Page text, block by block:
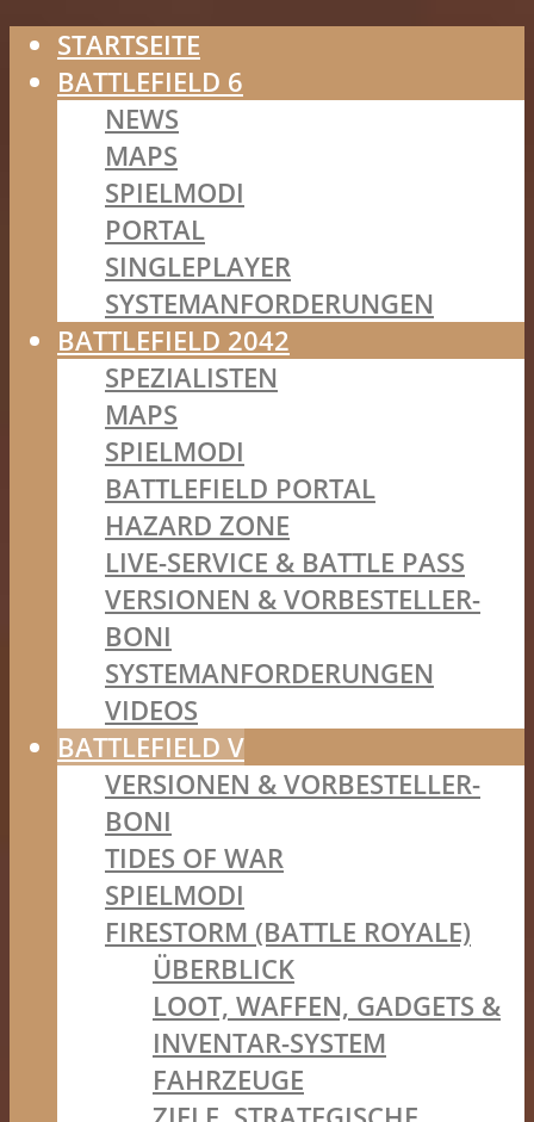
STARTSEITE
BATTLEFIELD 6
NEWS
MAPS
SPIELMODI
PORTAL
SINGLEPLAYER
SYSTEMANFORDERUNGEN
BATTLEFIELD 2042
SPEZIALISTEN
MAPS
SPIELMODI
BATTLEFIELD PORTAL
HAZARD ZONE
LIVE-SERVICE & BATTLE PASS
VERSIONEN & VORBESTELLER-
BONI
SYSTEMANFORDERUNGEN
VIDEOS
BATTLEFIELD V
VERSIONEN & VORBESTELLER-
BONI
TIDES OF WAR
SPIELMODI
FIRESTORM (BATTLE ROYALE)
ÜBERBLICK
LOOT, WAFFEN, GADGETS &
INVENTAR-SYSTEM
FAHRZEUGE